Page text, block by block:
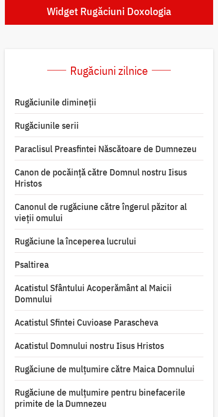
Widget Rugăciuni Doxologia
Rugăciuni zilnice
Rugăciunile dimineții
Rugăciunile serii
Paraclisul Preasfintei Născătoare de Dumnezeu
Canon de pocăință către Domnul nostru Iisus
Hristos
Canonul de rugăciune către îngerul păzitor al
vieții omului
Rugăciune la începerea lucrului
Psaltirea
Acatistul Sfântului Acoperământ al Maicii
Domnului
Acatistul Sfintei Cuvioase Parascheva
Acatistul Domnului nostru Iisus Hristos
Rugăciune de mulţumire către Maica Domnului
Rugăciune de mulțumire pentru binefacerile
primite de la Dumnezeu